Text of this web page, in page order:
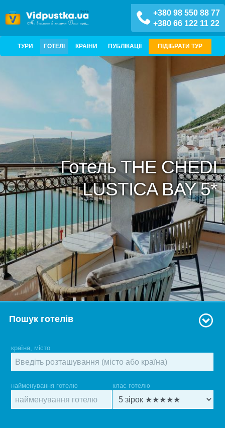
+380 98 550 88 77
+380 66 122 11 22
ТУРИ ГОТЕЛІ КРАЇНИ ПУБЛІКАЦІЇ ПІДІБРАТИ ТУР
Готель THE CHEDI
LUSTICA BAY 5*
Пошук готелів
країна, місто
найменування готелю клас готелю